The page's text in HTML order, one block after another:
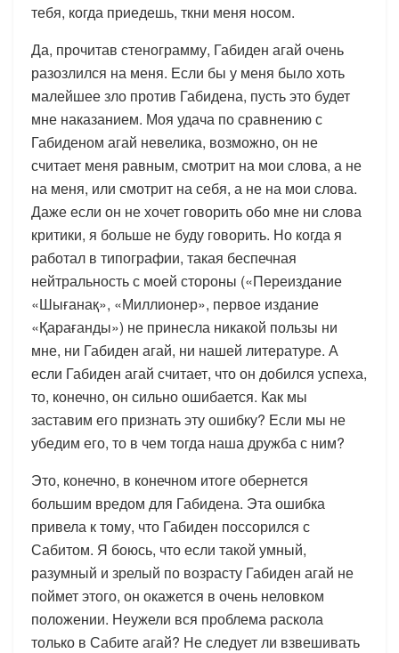
тебя, когда приедешь, ткни меня носом.
Да, прочитав стенограмму, Габиден агай очень
разозлился на меня. Если бы у меня было хоть
малейшее зло против Габидена, пусть это будет
мне наказанием. Моя удача по сравнению с
Габиденом агай невелика, возможно, он не
считает меня равным, смотрит на мои слова, а не
на меня, или смотрит на себя, а не на мои слова.
Даже если он не хочет говорить обо мне ни слова
критики, я больше не буду говорить. Но когда я
работал в типографии, такая беспечная
нейтральность с моей стороны («Переиздание
«Шығанақ», «Миллионер», первое издание
«Қарағанды») не принесла никакой пользы ни
мне, ни Габиден агай, ни нашей литературе. А
если Габиден агай считает, что он добился успеха,
то, конечно, он сильно ошибается. Как мы
заставим его признать эту ошибку? Если мы не
убедим его, то в чем тогда наша дружба с ним?
Это, конечно, в конечном итоге обернется
большим вредом для Габидена. Эта ошибка
привела к тому, что Габиден поссорился с
Сабитом. Я боюсь, что если такой умный,
разумный и зрелый по возрасту Габиден агай не
поймет этого, он окажется в очень неловком
положении. Неужели вся проблема раскола
только в Сабите агай? Не следует ли взвешивать